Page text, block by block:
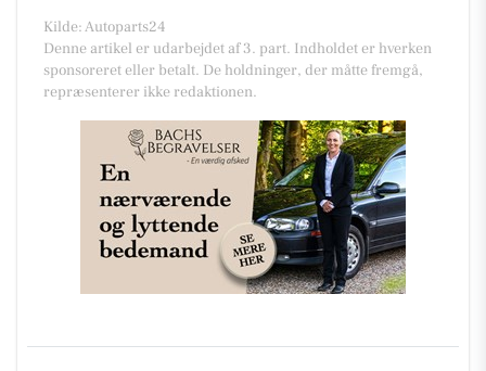
Kilde: Autoparts24
Denne artikel er udarbejdet af 3. part. Indholdet er hverken
sponsoreret eller betalt. De holdninger, der måtte fremgå,
repræsenterer ikke redaktionen.